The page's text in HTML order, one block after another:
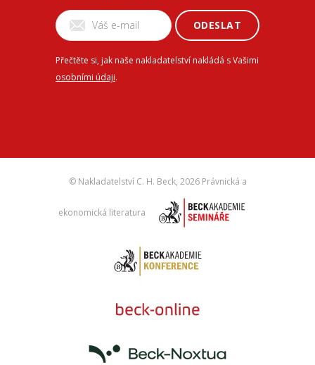
ODESLAT
Přečtěte si, jak naše nakladatelství nakládá s Vašimi
osobními údaji.
© Nakladatelství C. H. Beck, 2026 Právnická a
ekonomická literatura